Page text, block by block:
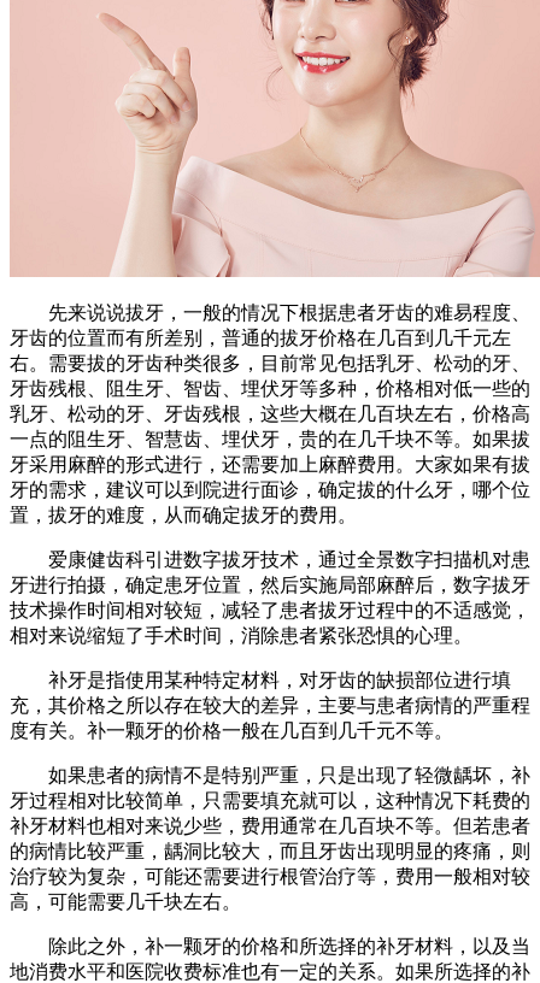
先来说说拔牙，一般的情况下根据患者牙齿的难易程度、
牙齿的位置而有所差别，普通的拔牙价格在几百到几千元左
右。需要拔的牙齿种类很多，目前常见包括乳牙、松动的牙、
牙齿残根、阻生牙、智齿、埋伏牙等多种，价格相对低一些的
乳牙、松动的牙、牙齿残根，这些大概在几百块左右，价格高
一点的阻生牙、智慧齿、埋伏牙，贵的在几千块不等。如果拔
牙采用麻醉的形式进行，还需要加上麻醉费用。大家如果有拔
牙的需求，建议可以到院进行面诊，确定拔的什么牙，哪个位
置，拔牙的难度，从而确定拔牙的费用。
爱康健齿科引进数字拔牙技术，通过全景数字扫描机对患
牙进行拍摄，确定患牙位置，然后实施局部麻醉后，数字拔牙
技术操作时间相对较短，减轻了患者拔牙过程中的不适感觉，
相对来说缩短了手术时间，消除患者紧张恐惧的心理。
补牙是指使用某种特定材料，对牙齿的缺损部位进行填
充，其价格之所以存在较大的差异，主要与患者病情的严重程
度有关。补一颗牙的价格一般在几百到几千元不等。
如果患者的病情不是特别严重，只是出现了轻微龋坏，补
牙过程相对比较简单，只需要填充就可以，这种情况下耗费的
补牙材料也相对来说少些，费用通常在几百块不等。但若患者
的病情比较严重，龋洞比较大，而且牙齿出现明显的疼痛，则
治疗较为复杂，可能还需要进行根管治疗等，费用一般相对较
高，可能需要几千块左右。
除此之外，补一颗牙的价格和所选择的补牙材料，以及当
地消费水平和医院收费标准也有一定的关系。如果所选择的补